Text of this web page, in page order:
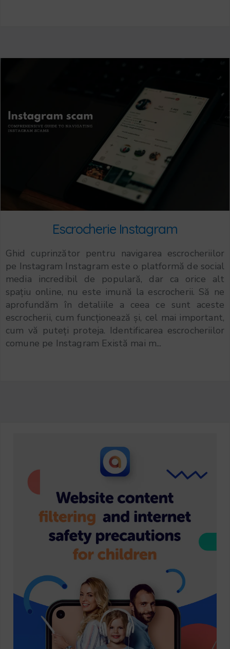
Escrocherie Instagram
Ghid cuprinzător pentru navigarea escrocheriilor
pe Instagram Instagram este o platformă de social
media incredibil de populară, dar ca orice alt
spațiu online, nu este imună la escrocherii. Să ne
aprofundăm în detaliile a ceea ce sunt aceste
escrocherii, cum funcționează și, cel mai important,
cum vă puteți proteja. Identificarea escrocheriilor
comune pe Instagram Există mai m...